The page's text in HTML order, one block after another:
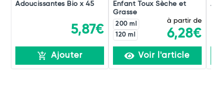
Adoucissantes Bio x 45
5,87€
Ajouter
Enfant Toux Sèche et
Grasse
200 ml
120 ml
à partir de
6,28€
Voir l'article